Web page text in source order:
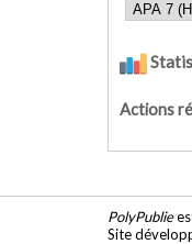
Actions
PolyPublie
Site